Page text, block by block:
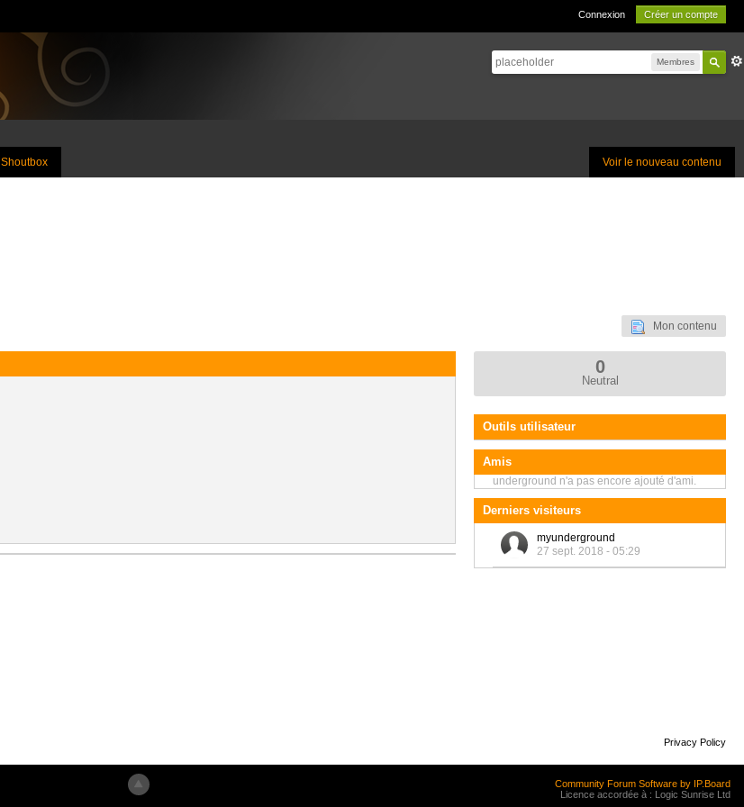
Connexion Créer un compte
Membres
Voir le nouveau contenu
Shoutbox
Mon contenu
0
Neutral
Outils utilisateur
Amis
underground n'a pas encore ajouté d'ami.
Derniers visiteurs
myunderground
27 sept. 2018 - 05:29
Privacy Policy
Community Forum Software by IP.Board
Licence accordée à : Logic Sunrise Ltd